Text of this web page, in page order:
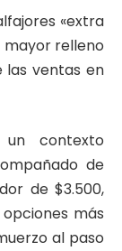
«extra
relleno
las ventas en
contexto
de
de $3.500,
más
al paso